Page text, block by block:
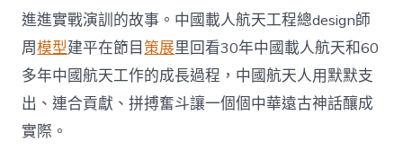
進進實戰演訓的故事。中國載人航天工程總design師
周模型建平在節目 策展里回看30年中國載人航天和60
多年中國航天工作的成長過程，中國航天人用默默支
出、連合貢獻、拼搏奮斗讓一個個中華遠古神話釀成
實際。